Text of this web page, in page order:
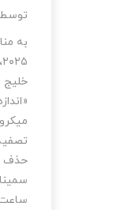
توسط
به
خلیج
حذف
ساعت